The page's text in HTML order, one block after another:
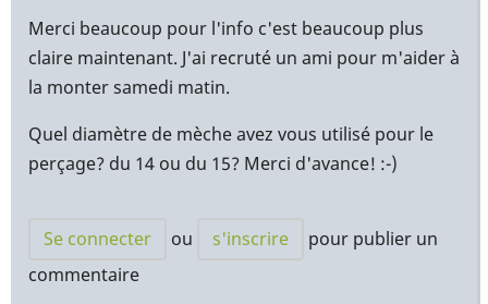
Merci beaucoup pour l'info c'est beaucoup plus
claire maintenant. J'ai recruté un ami pour m'aider à
la monter samedi matin.
Quel diamètre de mèche avez vous utilisé pour le
perçage? du 14 ou du 15? Merci d'avance! :-)
Se connecter ou s'inscrire
pour publier un
commentaire